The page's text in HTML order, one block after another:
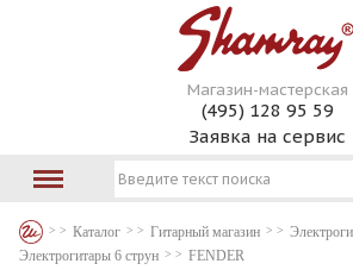
Магазин-мастерская
(495) 128 95 59
Заявка на сервис
Каталог Гитарный магазин
Электрогитары 6 струн
FENDER